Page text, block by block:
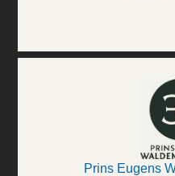
Prins Eugens